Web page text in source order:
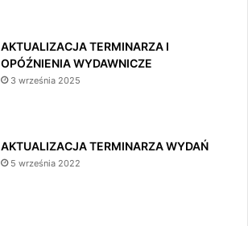
AKTUALIZACJA TERMINARZA I
OPÓŹNIENIA WYDAWNICZE
3 września 2025
AKTUALIZACJA TERMINARZA WYDAŃ
5 września 2022